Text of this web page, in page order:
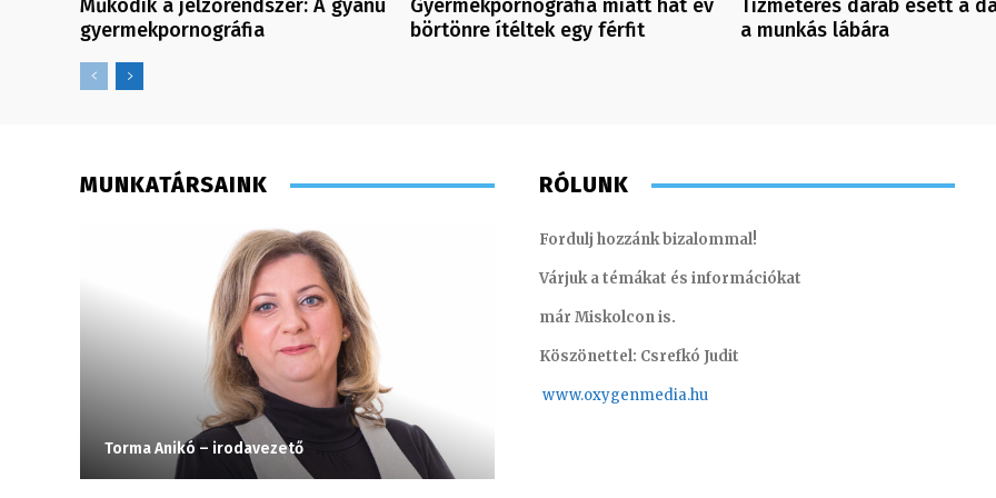
Működik a jelzőrendszer: A gyanú
gyermekpornográfia
Gyermekpornográfia miatt hat év
börtönre ítéltek egy férfit
Tízméteres darab esett a
a munkás lábára
MUNKATÁRSAINK
Torma Anikó – irodavezető
RÓLUNK
Fordulj hozzánk bizalommal!
Várjuk a témákat és információkat
már Miskolcon is.
Köszönettel: Csrefkó Judit
www.oxygenmedia.hu